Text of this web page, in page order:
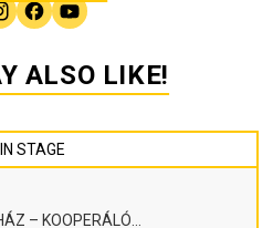
ALSO LIKE!
STAGE
– KOOPERÁLÓ